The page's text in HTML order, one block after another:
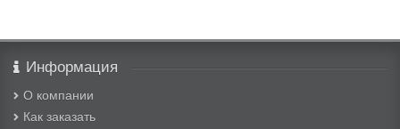
Информация
О компании
Как заказать